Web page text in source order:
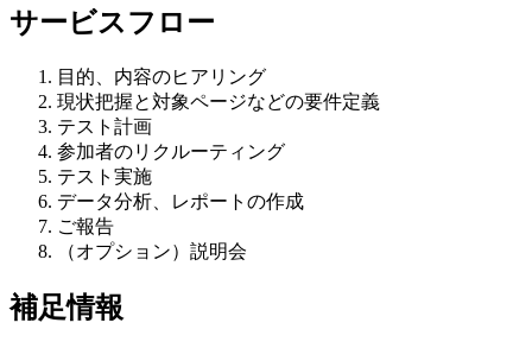
サービスフロー
目的、内容のヒアリング
現状把握と対象ページなどの要件定義
テスト計画
参加者のリクルーティング
テスト実施
データ分析、レポートの作成
ご報告
（オプション）説明会
補足情報